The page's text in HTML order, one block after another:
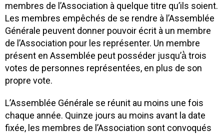
membres de l’Association à quelque titre qu’ils soient.
Les membres empêchés de se rendre à l’Assemblée
Générale peuvent donner pouvoir écrit à un membre
de l’Association pour les représenter. Un membre
présent en Assemblée peut posséder jusqu’à̀ trois
votes de personnes représentées, en plus de son
propre vote.
L’Assemblée Générale se réunit au moins une fois
chaque année. Quinze jours au moins avant la date
fixée, les membres de l’Association sont convoqués